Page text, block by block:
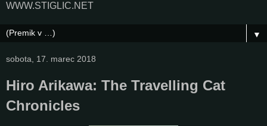
WWW.STIGLIC.NET
▼
sobota, 17. marec 2018
Hiro Arikawa: The Travelling Cat
Chronicles